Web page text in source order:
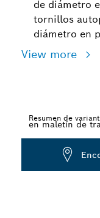
de diámetro
tornillos
diámetro en
View more
Resumen de
Dropdown